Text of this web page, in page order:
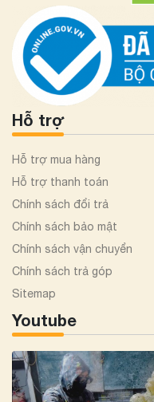
Hỗ trợ
Hỗ trợ mua hàng
Hỗ trợ thanh toán
Chính sách đổi trả
Chính sách bảo mật
Chính sách vận chuyển
Chính sách trả góp
Sitemap
Youtube